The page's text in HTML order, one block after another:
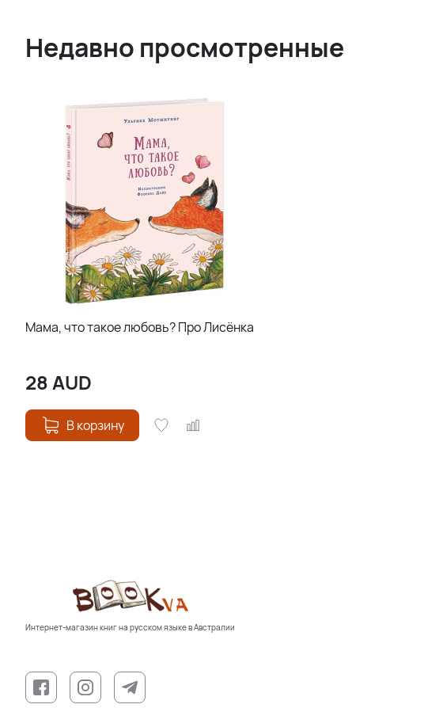
Недавно просмотренные
Мама, что такое любовь? Про Лисёнка
28AUD
В корзину
Интернет-магазин книг на русском языке в Австралии